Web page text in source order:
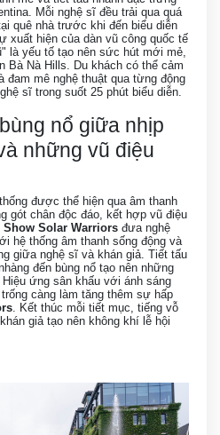
Mỗi nghệ sĩ đều trải qua quá
quê nhà trước khi đến biểu diễn
xuất hiện của dàn vũ công quốc tế
là yếu tố tạo nên sức hút mới mẻ,
Bà Nà Hills. Du khách có thể cảm
mê nghệ thuật qua từng động
sĩ trong suốt 25 phút biểu diễn.
nổ giữa nhịp
những vũ điệu
được thể hiện qua âm thanh
gót chân độc đáo, kết hợp vũ điệu
Show Solar Warriors đưa nghệ
hệ thống âm thanh sống động và
giữa nghệ sĩ và khán giả. Tiết tấu
đến bùng nổ tạo nên những
ứng sân khấu với ánh sáng
càng làm tăng thêm sự hấp
. Kết thúc mỗi tiết mục, tiếng vỗ
giả tạo nên không khí lễ hội